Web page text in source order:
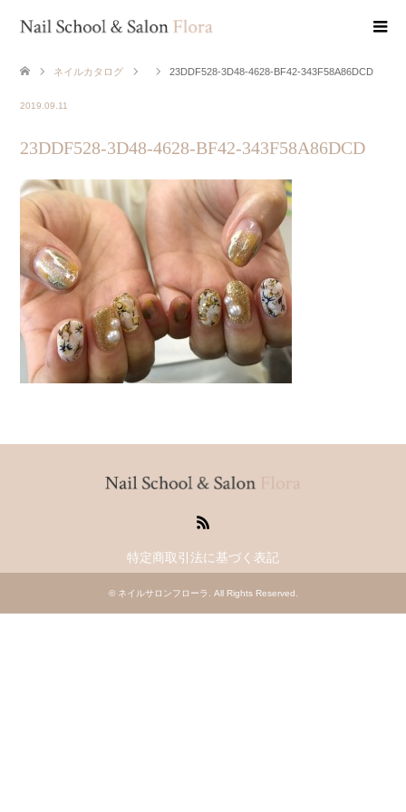
ネイルカタログ 23DDF528-3D48-4628-BF42-343F58A86DCD
2019.09.11
23DDF528-3D48-4628-BF42-343F58A86DCD
特定商取引法に基づく表記
© ネイルサロンフローラ . All Rights Reserved.